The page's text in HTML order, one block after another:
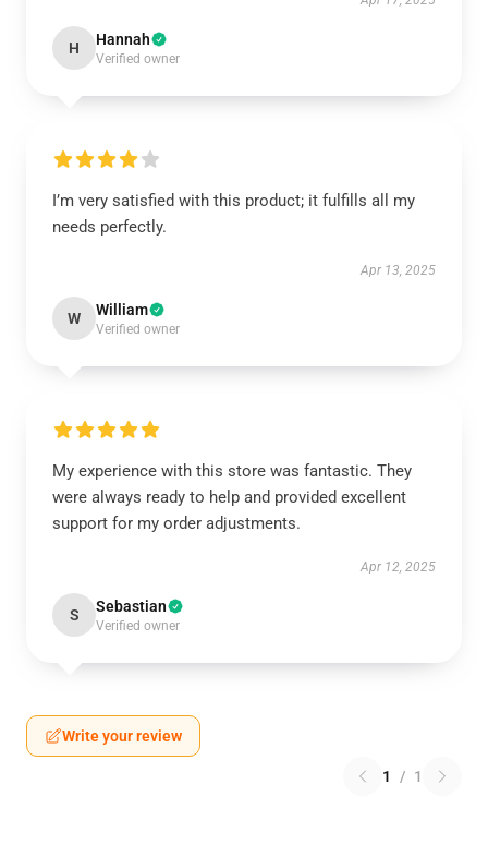
H Hannah
Verified owner
I’m very satisfied with this product; it fulfills all my
needs perfectly.
Apr 13, 2025
W William
Verified owner
My experience with this store was fantastic. They
were always ready to help and provided excellent
support for my order adjustments.
Apr 12, 2025
S Sebastian
Verified owner
Write your review
1 / 1